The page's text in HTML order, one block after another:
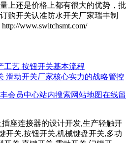
上还是价格上都有很大的优势，批
购开关认准防水开关厂家瑞丰制
www.switchsmt.com/
工艺 按钮开关基本流程
滑动开关厂家核心实力的战略管控
会员中心站内搜索网站地图在线留
座连接器的设计开发,生产轻触开
开关,按钮开关,机械键盘开关,多功